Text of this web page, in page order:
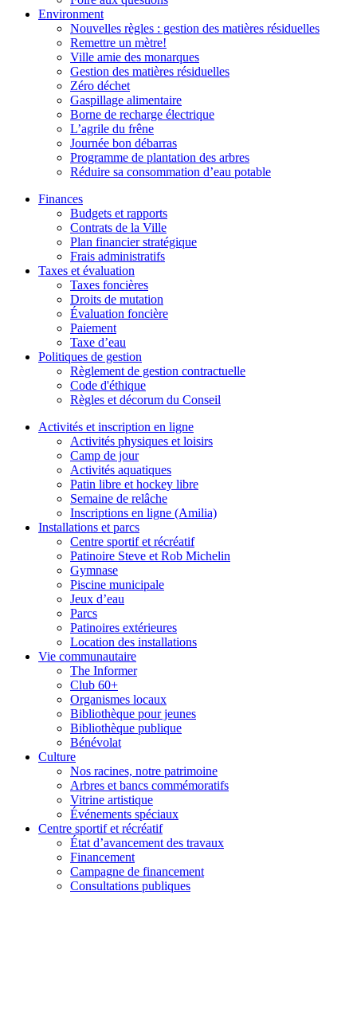
Environment
Nouvelles règles : gestion des matières résiduelles
Remettre un mètre!
Ville amie des monarques
Gestion des matières résiduelles
Zéro déchet
Gaspillage alimentaire
Borne de recharge électrique
L’agrile du frêne
Journée bon débarras
Programme de plantation des arbres
Réduire sa consommation d’eau potable
Finances
Budgets et rapports
Contrats de la Ville
Plan financier stratégique
Frais administratifs
Taxes et évaluation
Taxes foncières
Droits de mutation
Évaluation foncière
Paiement
Taxe d’eau
Politiques de gestion
Règlement de gestion contractuelle
Code d'éthique
Règles et décorum du Conseil
Activités et inscription en ligne
Activités physiques et loisirs
Camp de jour
Activités aquatiques
Patin libre et hockey libre
Semaine de relâche
Inscriptions en ligne (Amilia)
Installations et parcs
Centre sportif et récréatif
Patinoire Steve et Rob Michelin
Gymnase
Piscine municipale
Jeux d’eau
Parcs
Patinoires extérieures
Location des installations
Vie communautaire
The Informer
Club 60+
Organismes locaux
Bibliothèque pour jeunes
Bibliothèque publique
Bénévolat
Culture
Nos racines, notre patrimoine
Arbres et bancs commémoratifs
Vitrine artistique
Événements spéciaux
Centre sportif et récréatif
État d’avancement des travaux
Financement
Campagne de financement
Consultations publiques